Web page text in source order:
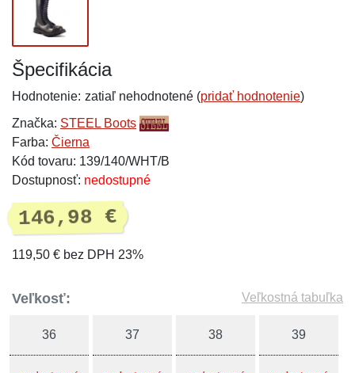
Špecifikácia
Hodnotenie: zatiaľ nehodnotené (pridať hodnotenie)
Značka: STEEL Boots
Farba: Čierna
Kód tovaru: 139/140/WHT/B
Dostupnosť: nedostupné
146,98 €
119,50 € bez DPH 23%
Veľkosť: Veľkostná tabuľka
36 37 38 39